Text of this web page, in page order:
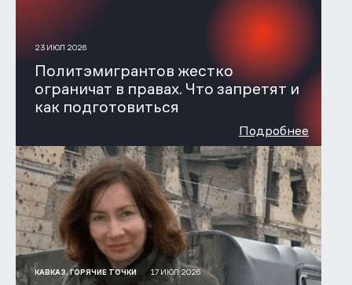
23 ИЮЛ 2026
Политэмигрантов жестко
ограничат в правах. Что запретят и
как подготовиться
Подробнее
КАВКАЗ. ГОРЯЧИЕ ТОЧКИ 17 ИЮЛ 2026